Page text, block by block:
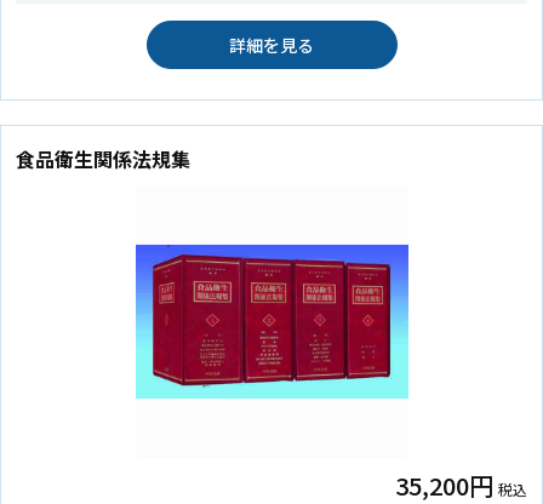
詳細を見る
食品衛生関係法規集
35,200円 税込